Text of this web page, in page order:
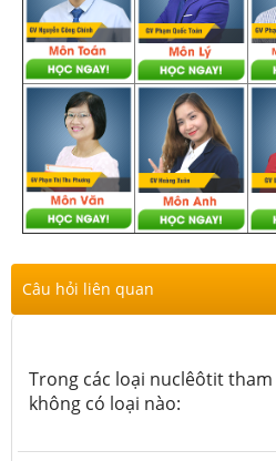
Câu hỏi liên quan
Trong các loại nuclêôtit
không có loại nào: